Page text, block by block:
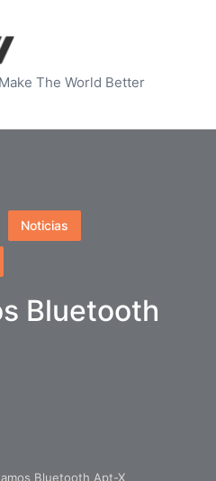
The World Better
Noticias
Bluetooth
Bluetooth Apt-X